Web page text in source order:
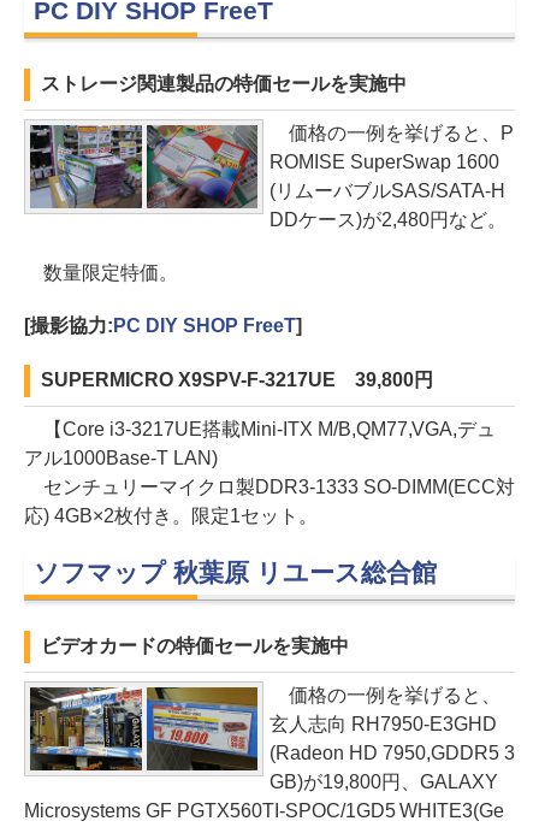
PC DIY SHOP FreeT
ストレージ関連製品の特価セールを実施中
価格の一例を挙げると、P
ROMISE SuperSwap 1600
(リムーバブルSAS/SATA-H
DDケース)が2,480円など。
数量限定特価。
[撮影協力: PC DIY SHOP FreeT]
SUPERMICRO X9SPV-F-3217UE 39,800円
【Core i3-3217UE搭載Mini-ITX M/B,QM77,VGA,デュ
アル1000Base-T LAN)
センチュリーマイクロ製DDR3-1333 SO-DIMM(ECC対
応) 4GB×2枚付き。限定1セット。
ソフマップ 秋葉原 リユース総合館
ビデオカードの特価セールを実施中
価格の一例を挙げると、
玄人志向 RH7950-E3GHD
(Radeon HD 7950,GDDR5 3
GB)が19,800円、GALAXY
Microsystems GF PGTX560TI-SPOC/1GD5 WHITE3(Ge